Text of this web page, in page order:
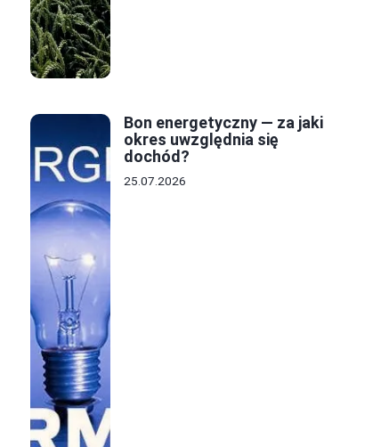
Bon energetyczny — za jaki
okres uwzględnia się
dochód?
25.07.2026